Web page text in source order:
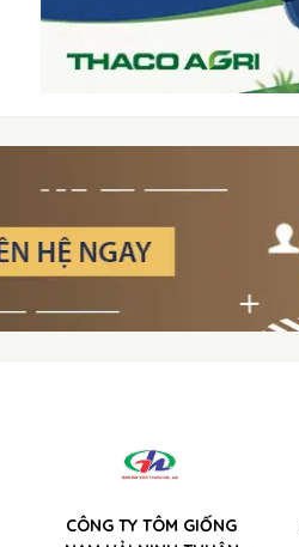
CÔNG TY TÔM GIỐNG